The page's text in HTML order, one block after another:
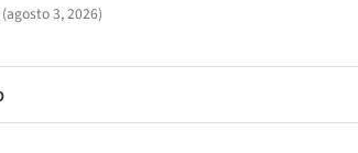
(agosto 3, 2026)